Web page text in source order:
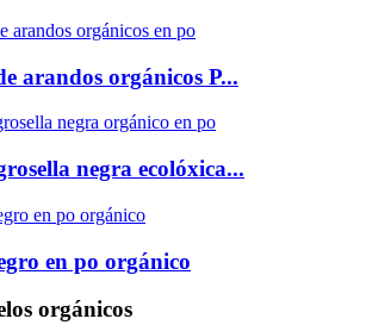
arandos orgánicos P...
negra ecolóxica...
en po orgánico
orgánicos